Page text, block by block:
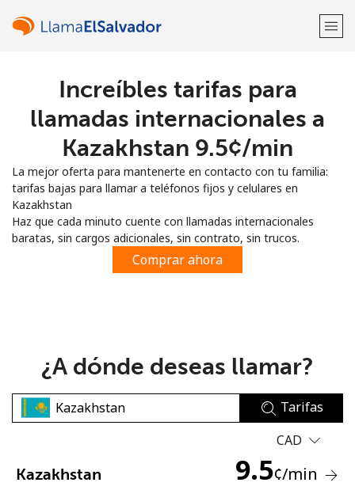
¡Bienvenido!
Regístrate con
o
No se ha creado una contraseña
Increíbles tarifas para
llamadas internacionales a
Kazakhstan ⁦9.5¢⁩/min
La mejor oferta para mantenerte en contacto con tu familia:
tarifas bajas para llamar a teléfonos fijos y celulares en
Kazakhstan
Haz que cada minuto cuente con llamadas internacionales
baratas, sin cargos adicionales, sin contrato, sin trucos.
Comprar ahora
¿A dónde deseas llamar?
Tarifas
CAD
Kazakhstan 9.5¢/min